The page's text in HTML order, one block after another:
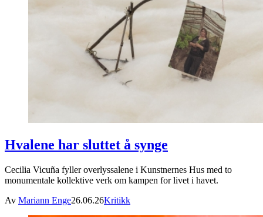
Hvalene har sluttet å synge
Cecilia Vicuña fyller overlyssalene i Kunstnernes Hus med to
monumentale kollektive verk om kampen for livet i havet.
Av Mariann Enge26.06.26Kritikk